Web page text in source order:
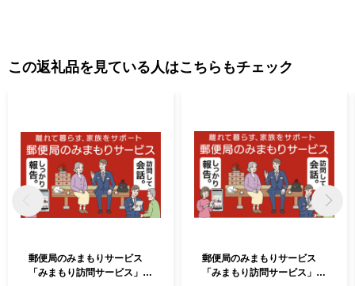
この返礼品を見ている人はこちらもチェック
郵便局のみまもりサービス
「みまもり訪問サービス」
郵便局のみまもりサービス
「みまもり訪問サービス」